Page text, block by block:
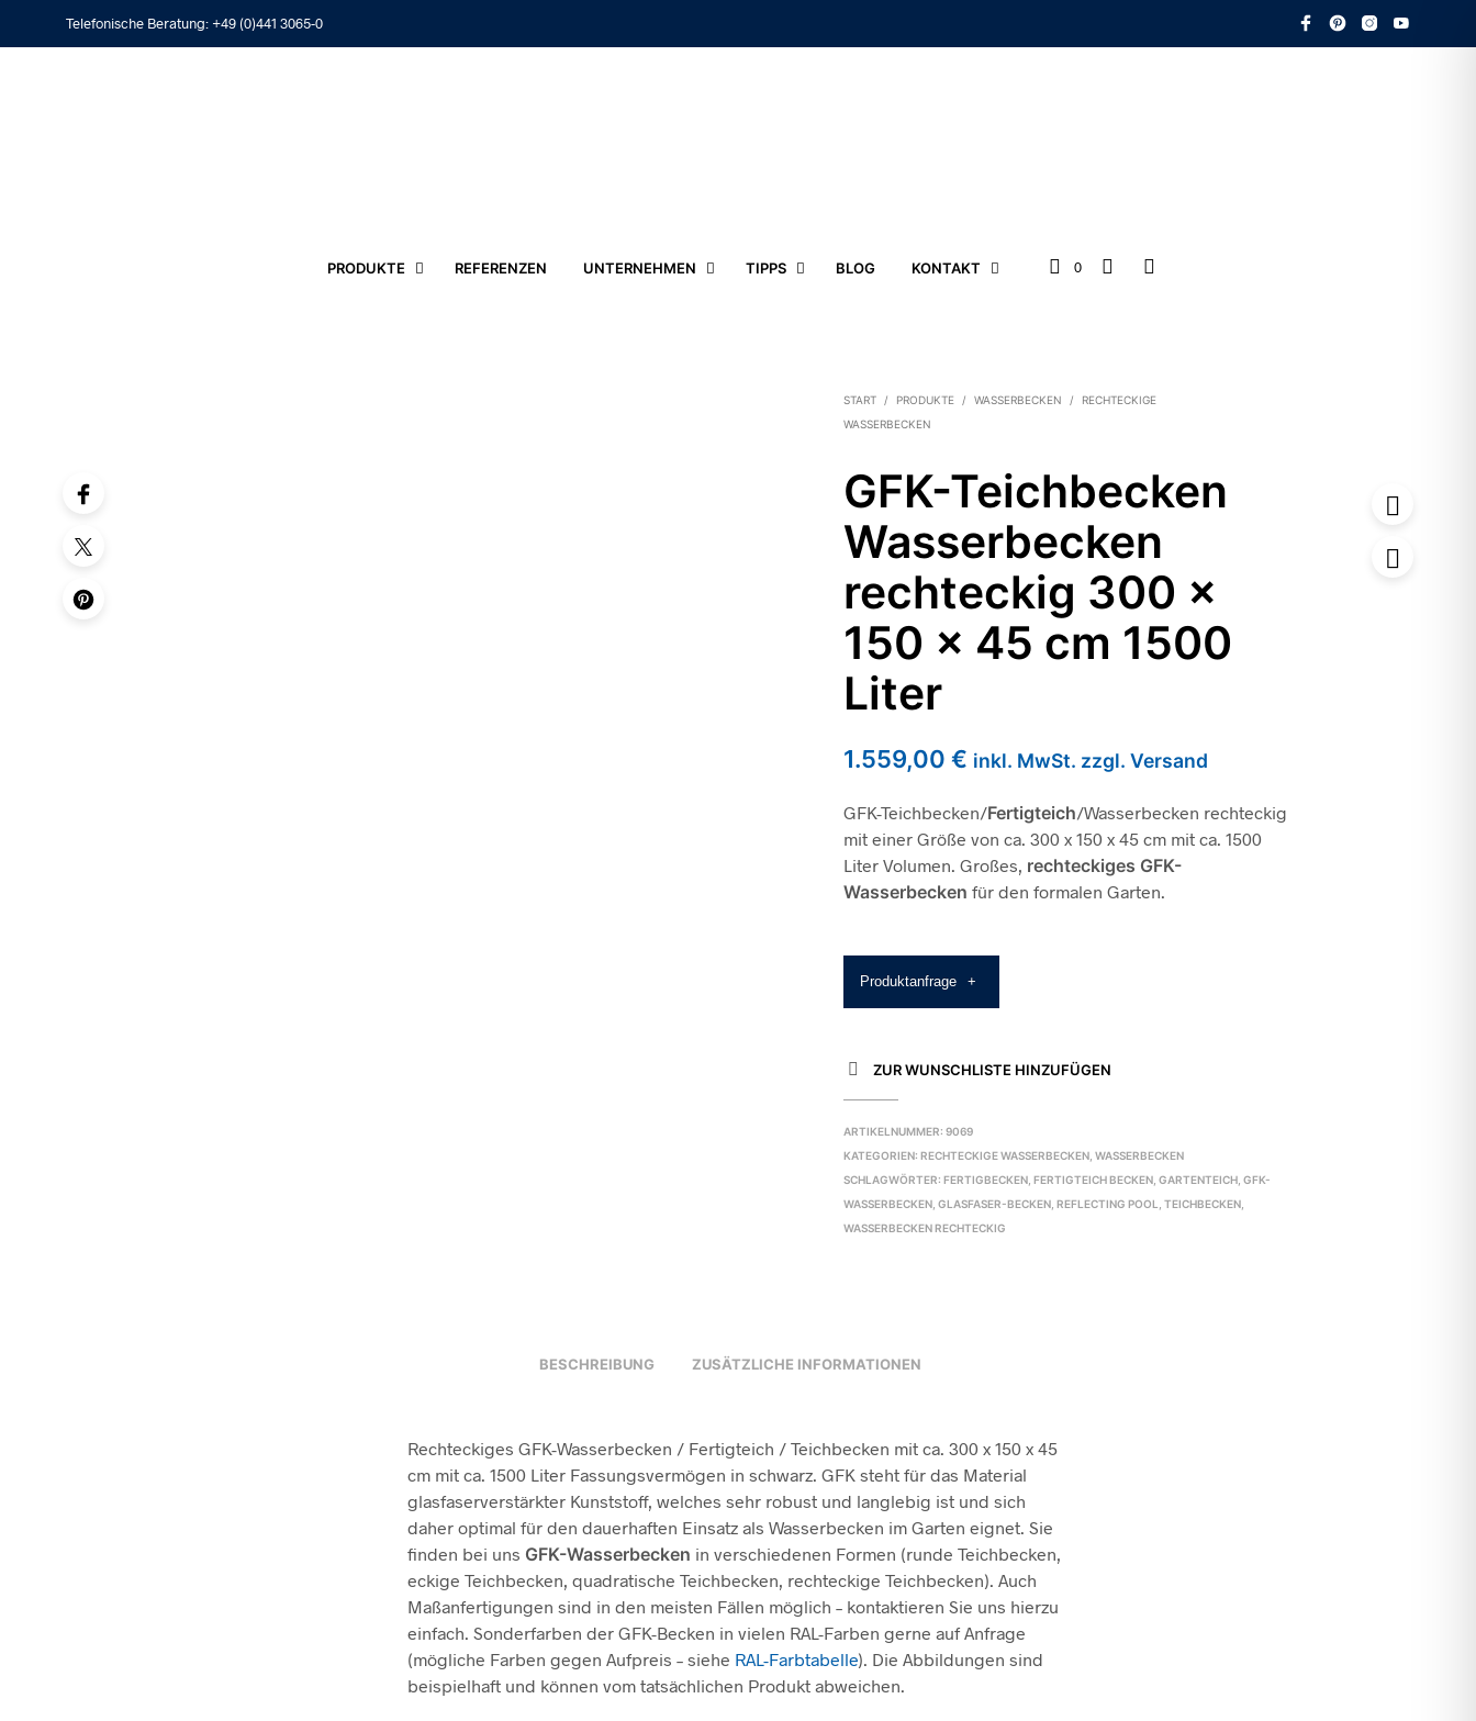
Telefonische Beratung: +49 (0)441 3065-0
PRODUKTE REFERENZEN UNTERNEHMEN TIPPS BLOG KONTAKT 0
START / PRODUKTE / WASSERBECKEN /
RECHTECKIGE
WASSERBECKEN
GFK-Teichbecken
Wasserbecken
rechteckig 300 x
150 x 45 cm 1500
Liter
1.559,00€ inkl. MwSt. zzgl. Versand
GFK-Teichbecken/Fertigteich/Wasserbecken rechteckig
mit einer Größe von ca. 300 x 150 x 45 cm mit ca. 1500
Liter Volumen. Großes, rechteckiges GFK-
Wasserbecken für den formalen Garten.
Produktanfrage +
ZUR WUNSCHLISTE HINZUFÜGEN
ARTIKELNUMMER:9069
KATEGORIEN:RECHTECKIGE WASSERBECKEN ,WASSERBECKEN
SCHLAGWÖRTER:FERTIGBECKEN ,FERTIGTEICH BECKEN ,GARTENTEICH ,GFK-
WASSERBECKEN ,GLASFASER-BECKEN ,REFLECTING POOL ,TEICHBECKEN
WASSERBECKEN RECHTECKIG
BESCHREIBUNG ZUSÄTZLICHE INFORMATIONEN
Rechteckiges GFK-Wasserbecken / Fertigteich / Teichbecken mit ca. 300 x 150 x 45
cm mit ca. 1500 Liter Fassungsvermögen in schwarz. GFK steht für das Material
glasfaserverstärkter Kunststoff, welches sehr robust und langlebig ist und sich
daher optimal für den dauerhaften Einsatz als Wasserbecken im Garten eignet. Sie
finden bei uns GFK-Wasserbecken in verschiedenen Formen (runde Teichbecken,
eckige Teichbecken, quadratische Teichbecken, rechteckige Teichbecken). Auch
Maßanfertigungen sind in den meisten Fällen möglich – kontaktieren Sie uns hierzu
einfach. Sonderfarben der GFK-Becken in vielen RAL-Farben gerne auf Anfrage
(mögliche Farben gegen Aufpreis – siehe RAL-Farbtabelle). Die Abbildungen sind
beispielhaft und können vom tatsächlichen Produkt abweichen.